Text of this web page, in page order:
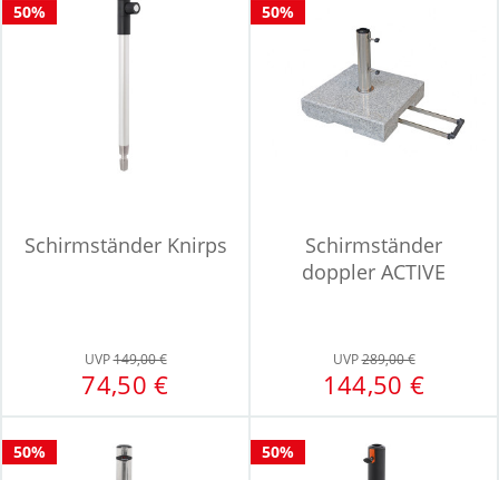
50%
Schirmständer Knirps
UVP149,00 €
74,50 €
50%
Schirmständer
doppler ACTIVE
UVP289,00 €
144,50 €
50% 50%